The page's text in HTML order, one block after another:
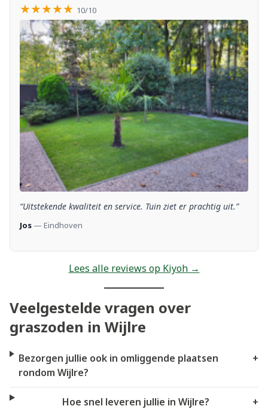
★★★★★ 10/10
“Uitstekende kwaliteit en service. Tuin ziet er prachtig uit.”
Jos — Eindhoven
Lees alle reviews op Kiyoh →
Veelgestelde vragen over
graszoden in Wijlre
Bezorgen jullie ook in omliggende plaatsen
rondom Wijlre?
+
Hoe snel leveren jullie in Wijlre? +